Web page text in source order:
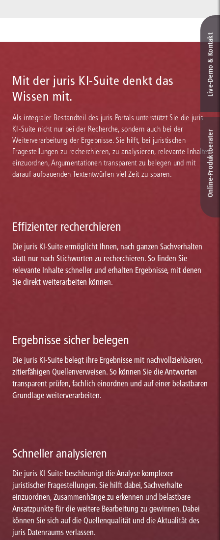
Mit der juris KI-Suite denkt das
Wissen mit.
Als integraler Bestandteil des juris Portals unterstützt Sie die juris
KI-Suite nicht nur bei der Recherche, sondern auch bei der
Weiterverarbeitung der Ergebnisse. Sie hilft, bei juristischen
Fragestellungen zu recherchieren, zu analysieren, relevante Inhalte
einzuordnen, Argumentationen transparent zu belegen und mit
darauf aufbauenden Textentwürfen viel Zeit zu sparen.
Effizienter recherchieren
Die juris KI-Suite ermöglicht Ihnen, nach ganzen Sachverhalten
statt nur nach Stichworten zu recherchieren. So finden Sie
relevante Inhalte schneller und erhalten Ergebnisse, mit denen
Sie direkt weiterarbeiten können.
Ergebnisse sicher belegen
Die juris KI-Suite belegt ihre Ergebnisse mit nachvollziehbaren,
zitierfähigen Quellenverweisen. So können Sie die Antworten
transparent prüfen, fachlich einordnen und auf einer belastbaren
Grundlage weiterverarbeiten.
Schneller analysieren
Die juris KI-Suite beschleunigt die Analyse komplexer
juristischer Fragestellungen. Sie hilft dabei, Sachverhalte
einzuordnen, Zusammenhänge zu erkennen und belastbare
Ansatzpunkte für die weitere Bearbeitung zu gewinnen. Dabei
können Sie sich auf die Quellenqualität und die Aktualität des
juris Datenraums verlassen.
Live‑Demo & Kontakt
Online-Produkt­berater